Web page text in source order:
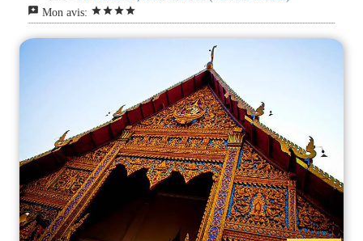
reviews Mon avis: starstarstarstar